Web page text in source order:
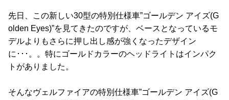
先日、この新しい30型の特別仕様車”ゴールデン アイズ(G
olden Eyes)”を見てきたのですが、ベースとなっているモ
デルよりもさらに押し出し感が強くなったデザイン
に･･･。。特にゴールドカラーのヘッドライトはインパク
トがありました。
そんなヴェルファイアの特別仕様車”ゴールデン アイズ(G